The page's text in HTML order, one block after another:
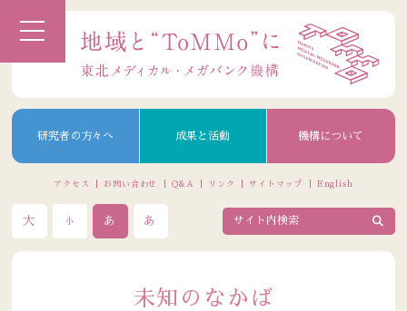
研究者の方々へ 成果と活動 機構について
アクセス お問い合わせ Q&A リンク サイトマップ English
大 小 あ あ
未知のなかば